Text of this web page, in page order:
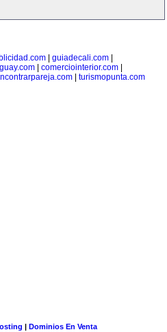
| guiadecali.com|
comerciointerior.com
turismopunta.com
| Dominios En Venta